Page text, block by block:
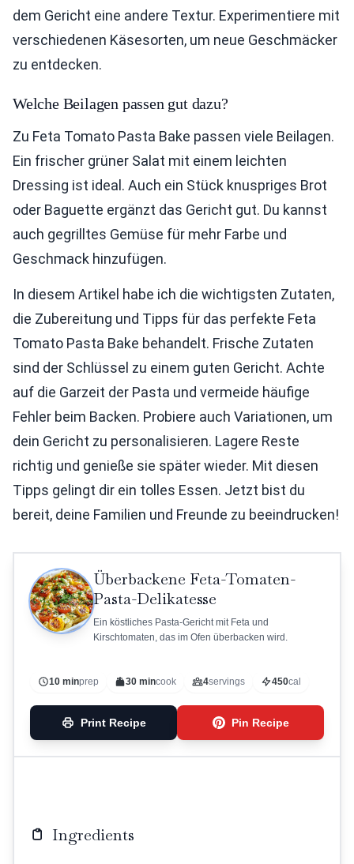
dem Gericht eine andere Textur. Experimentiere mit
verschiedenen Käsesorten, um neue Geschmäcker
zu entdecken.
Welche Beilagen passen gut dazu?
Zu Feta Tomato Pasta Bake passen viele Beilagen.
Ein frischer grüner Salat mit einem leichten
Dressing ist ideal. Auch ein Stück knuspriges Brot
oder Baguette ergänzt das Gericht gut. Du kannst
auch gegrilltes Gemüse für mehr Farbe und
Geschmack hinzufügen.
In diesem Artikel habe ich die wichtigsten Zutaten,
die Zubereitung und Tipps für das perfekte Feta
Tomato Pasta Bake behandelt. Frische Zutaten
sind der Schlüssel zu einem guten Gericht. Achte
auf die Garzeit der Pasta und vermeide häufige
Fehler beim Backen. Probiere auch Variationen, um
dein Gericht zu personalisieren. Lagere Reste
richtig und genieße sie später wieder. Mit diesen
Tipps gelingt dir ein tolles Essen. Jetzt bist du
bereit, deine Familien und Freunde zu beeindrucken!
Überbackene Feta-Tomaten-
Pasta-Delikatesse
Ein köstliches Pasta-Gericht mit Feta und
Kirschtomaten, das im Ofen überbacken wird.
10 minprep 30 mincook 4servings 450cal
Print Recipe Pin Recipe
Ingredients